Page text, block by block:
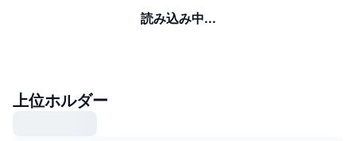
読み込み中...
上位ホルダー